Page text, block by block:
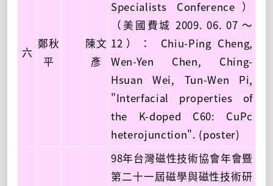
六
鄭秋
平
陳文
彥
Specialists Conference）
（美國費城 2009. 06. 07 ～
12）： Chiu-Ping Cheng,
Wen-Yen Chen, Ching-
Hsuan Wei, Tun-Wen Pi,
"Interfacial properties of
the K-doped C60: CuPc
heterojunction". (poster)
98年台灣磁性技術協會年會暨
第二十一屆磁學與磁性技術研